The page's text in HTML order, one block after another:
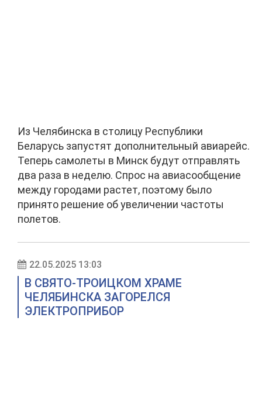
Из Челябинска в столицу Республики
Беларусь запустят дополнительный авиарейс.
Теперь самолеты в Минск будут отправлять
два раза в неделю. Спрос на авиасообщение
между городами растет, поэтому было
принято решение об увеличении частоты
полетов.
22.05.2025 13:03
В СВЯТО-ТРОИЦКОМ ХРАМЕ
ЧЕЛЯБИНСКА ЗАГОРЕЛСЯ
ЭЛЕКТРОПРИБОР